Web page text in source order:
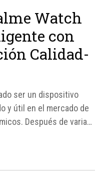
Watch
con
Calidad-
ser un dispositivo
y útil en el mercado de
Después de varias
en un